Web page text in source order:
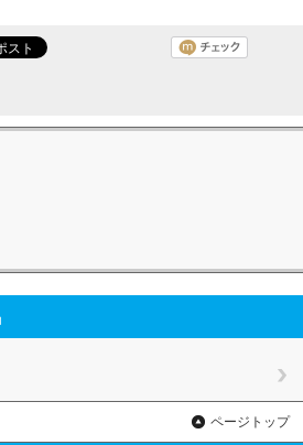
ページトップ